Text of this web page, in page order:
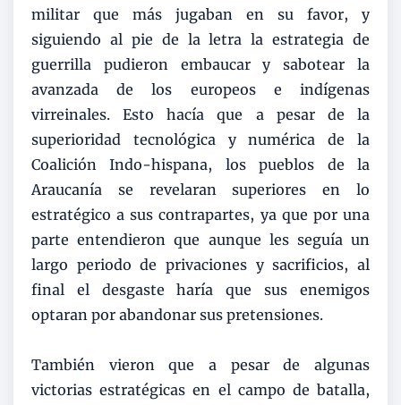
militar que más jugaban en su favor, y
siguiendo al pie de la letra la estrategia de
guerrilla pudieron embaucar y sabotear la
avanzada de los europeos e indígenas
virreinales. Esto hacía que a pesar de la
superioridad tecnológica y numérica de la
Coalición Indo-hispana, los pueblos de la
Araucanía se revelaran superiores en lo
estratégico a sus contrapartes, ya que por una
parte entendieron que aunque les seguía un
largo periodo de privaciones y sacrificios, al
final el desgaste haría que sus enemigos
optaran por abandonar sus pretensiones.
También vieron que a pesar de algunas
victorias estratégicas en el campo de batalla,